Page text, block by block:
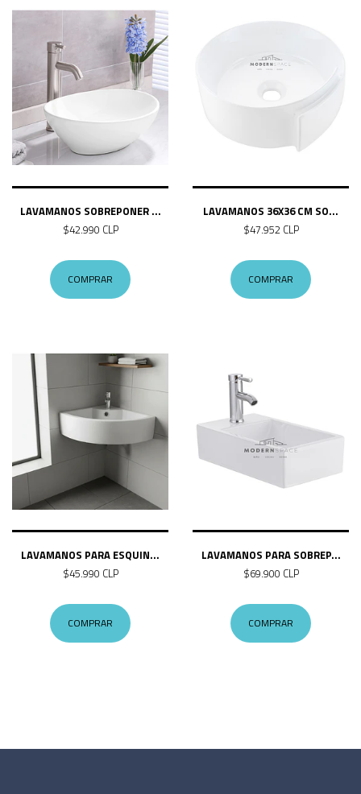
LAVAMANOS SOBREPONER ...
$42.990 CLP
COMPRAR
LAVAMANOS 36X36 CM SO...
$47.952 CLP
COMPRAR
LAVAMANOS PARA ESQUIN...
$45.990 CLP
COMPRAR
LAVAMANOS PARA SOBREP...
$69.900 CLP
COMPRAR